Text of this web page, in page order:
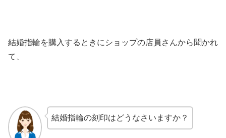
結婚指輪を購入するときにショップの店員さんから聞かれ
て、
結婚指輪の刻印はどうなさいますか？